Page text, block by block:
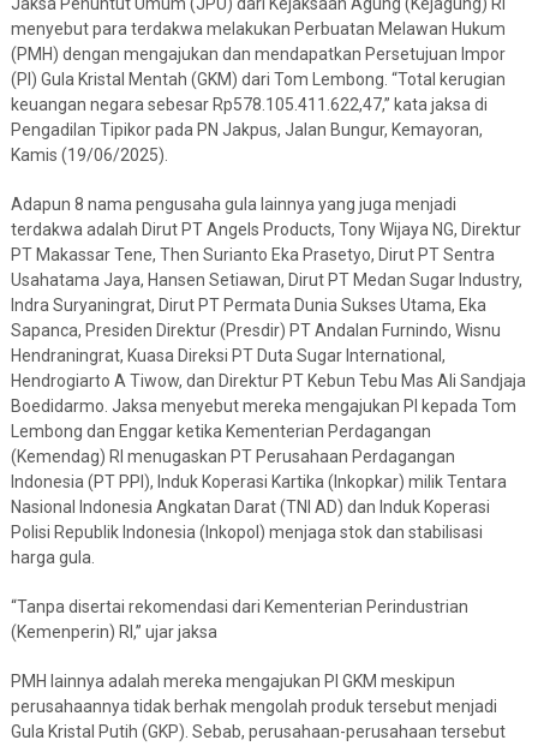
Jaksa Penuntut Umum (JPU) dari Kejaksaan Agung (Kejagung) RI
menyebut para terdakwa melakukan Perbuatan Melawan Hukum
(PMH) dengan mengajukan dan mendapatkan Persetujuan Impor
(PI) Gula Kristal Mentah (GKM) dari Tom Lembong. “Total kerugian
keuangan negara sebesar Rp578.105.411.622,47,” kata jaksa di
Pengadilan Tipikor pada PN Jakpus, Jalan Bungur, Kemayoran,
Kamis (19/06/2025).
Adapun 8 nama pengusaha gula lainnya yang juga menjadi
terdakwa adalah Dirut PT Angels Products, Tony Wijaya NG, Direktur
PT Makassar Tene, Then Surianto Eka Prasetyo, Dirut PT Sentra
Usahatama Jaya, Hansen Setiawan, Dirut PT Medan Sugar Industry,
Indra Suryaningrat, Dirut PT Permata Dunia Sukses Utama, Eka
Sapanca, Presiden Direktur (Presdir) PT Andalan Furnindo, Wisnu
Hendraningrat, Kuasa Direksi PT Duta Sugar International,
Hendrogiarto A Tiwow, dan Direktur PT Kebun Tebu Mas Ali Sandjaja
Boedidarmo. Jaksa menyebut mereka mengajukan PI kepada Tom
Lembong dan Enggar ketika Kementerian Perdagangan
(Kemendag) RI menugaskan PT Perusahaan Perdagangan
Indonesia (PT PPI), Induk Koperasi Kartika (Inkopkar) milik Tentara
Nasional Indonesia Angkatan Darat (TNI AD) dan Induk Koperasi
Polisi Republik Indonesia (Inkopol) menjaga stok dan stabilisasi
harga gula.
“Tanpa disertai rekomendasi dari Kementerian Perindustrian
(Kemenperin) RI,” ujar jaksa
PMH lainnya adalah mereka mengajukan PI GKM meskipun
perusahaannya tidak berhak mengolah produk tersebut menjadi
Gula Kristal Putih (GKP). Sebab, perusahaan-perusahaan tersebut